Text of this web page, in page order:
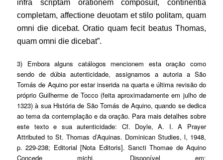
infra scriptam orationem composuit, continentia
completam, affectione deuotam et stilo politam, quam
omni die dicebat. Oratio quam fecit beatus Thomas,
quam omni die dicebat”.
3) Embora alguns catálogos mencionem esta oração como
sendo de dúbia autenticidade, assignamos a autoria a São
Tomás de Aquino por estar inserida na quarta e última revisão do
próprio Guilherme de Tocco (feita aproximadamente em julho de
1323) à sua História de São Tomás de Aquino, quando se dedica
ao tema da contemplação e da oração. Para mais detalhes sobre
este texto e sua autenticidade: Cf. Doyle, A. I. A Prayer
Attributed to St. Thomas d’Aquinas. Dominican Studies, l, 1948,
p. 229-238; Editorial [Nota Editoris]. Sancti Thomae de Aquino
Concede michi. Disponível em: